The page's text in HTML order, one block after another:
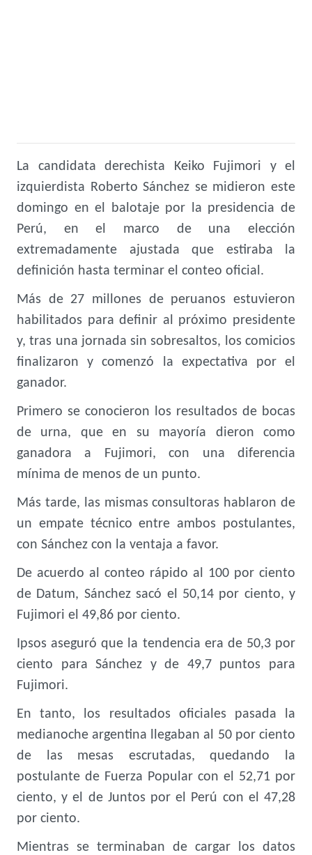
La candidata derechista Keiko Fujimori y el
izquierdista Roberto Sánchez se midieron este
domingo en el balotaje por la presidencia de
Perú, en el marco de una elección
extremadamente ajustada que estiraba la
definición hasta terminar el conteo oficial.
Más de 27 millones de peruanos estuvieron
habilitados para definir al próximo presidente
y, tras una jornada sin sobresaltos, los comicios
finalizaron y comenzó la expectativa por el
ganador.
Primero se conocieron los resultados de bocas
de urna, que en su mayoría dieron como
ganadora a Fujimori, con una diferencia
mínima de menos de un punto.
Más tarde, las mismas consultoras hablaron de
un empate técnico entre ambos postulantes,
con Sánchez con la ventaja a favor.
De acuerdo al conteo rápido al 100 por ciento
de Datum, Sánchez sacó el 50,14 por ciento, y
Fujimori el 49,86 por ciento.
Ipsos aseguró que la tendencia era de 50,3 por
ciento para Sánchez y de 49,7 puntos para
Fujimori.
En tanto, los resultados oficiales pasada la
medianoche argentina llegaban al 50 por ciento
de las mesas escrutadas, quedando la
postulante de Fuerza Popular con el 52,71 por
ciento, y el de Juntos por el Perú con el 47,28
por ciento.
Mientras se terminaban de cargar los datos